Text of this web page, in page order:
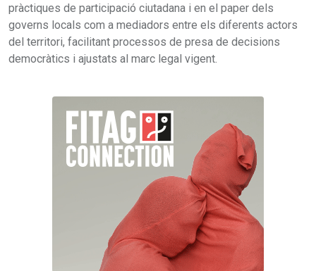
pràctiques de participació ciutadana i en el paper dels
governs locals com a mediadors entre els diferents actors
del territori, facilitant processos de presa de decisions
democràtics i ajustats al marc legal vigent.